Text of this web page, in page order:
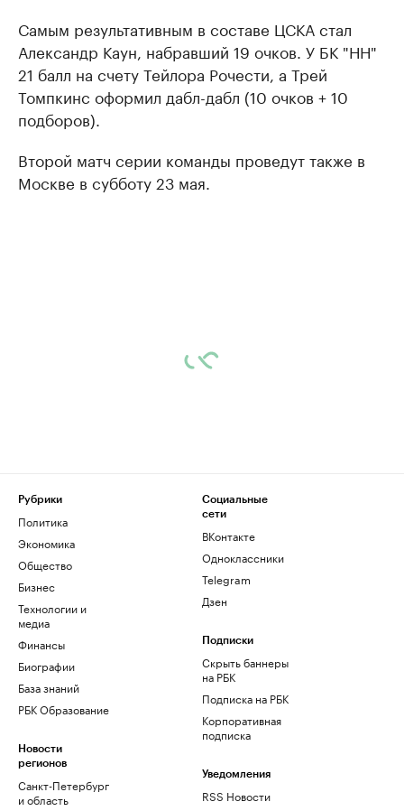
Самым результативным в составе ЦСКА стал
Александр Каун, набравший 19 очков. У БК "НН"
21 балл на счету Тейлора Рочести, а Трей
Томпкинс оформил дабл-дабл (10 очков + 10
подборов).
Второй матч серии команды проведут также в
Москве в субботу 23 мая.
Рубрики
Политика
Экономика
Общество
Бизнес
Технологии и
медиа
Финансы
Биографии
База знаний
РБК Образование
Новости
регионов
Санкт-Петербург
и область
Социальные
сети
ВКонтакте
Одноклассники
Telegram
Дзен
Подписки
Скрыть баннеры
на РБК
Подписка на РБК
Корпоративная
подписка
Уведомления
RSS Новости